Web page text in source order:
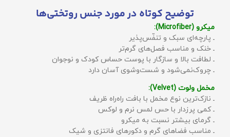
توضیح کوتاه در مورد جنس روتختی‌ها
میکرو (Microfiber):
ـ پارچه‌ای سبک و تنفّس‌پذیر
ـ خنک و مناسب فصل‌های گرم‌تر
ـ لطافت بالا و سازگار با پوست حساس کودک و نوجوان
ـ چروک‌نمی‌شود و شست‌وشوی آسان دارد
مخمل ولوت (Velvet):
ـ نازک‌ترین نوع مخمل با بافت راه‌راه ظریف
ـ کمی پرزدار با حس لمس نرم و لوکس
ـ گرمای بیشتر نسبت به میکرو
ـ مناسب فضاهای گرم و دکورهای فانتزی و شیک